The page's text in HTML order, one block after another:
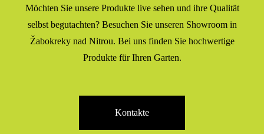
Möchten Sie unsere Produkte live sehen und ihre Qualität
selbst begutachten? Besuchen Sie unseren Showroom in
Žabokreky nad Nitrou. Bei uns finden Sie hochwertige
Produkte für Ihren Garten.
Kontakte